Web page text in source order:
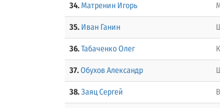
34. Матренин Игорь
35. Иван Ганин
36. Табаченко Олег
37. Обухов Александр
38. Заяц Сергей